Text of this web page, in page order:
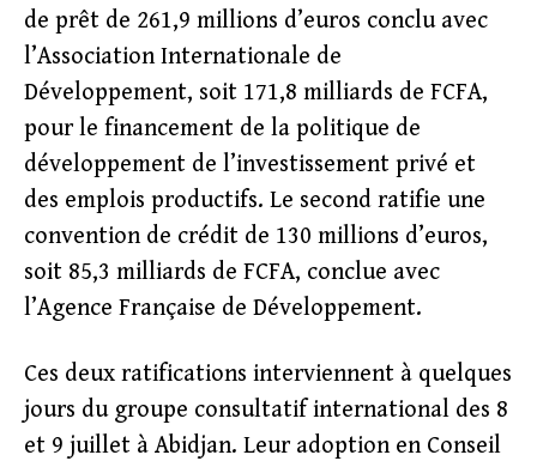
de prêt de 261,9 millions d’euros conclu avec
l’Association Internationale de
Développement, soit 171,8 milliards de FCFA,
pour le financement de la politique de
développement de l’investissement privé et
des emplois productifs. Le second ratifie une
convention de crédit de 130 millions d’euros,
soit 85,3 milliards de FCFA, conclue avec
l’Agence Française de Développement.
Ces deux ratifications interviennent à quelques
jours du groupe consultatif international des 8
et 9 juillet à Abidjan. Leur adoption en Conseil